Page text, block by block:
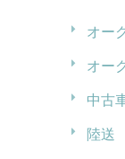
オー
オー
中古
陸送